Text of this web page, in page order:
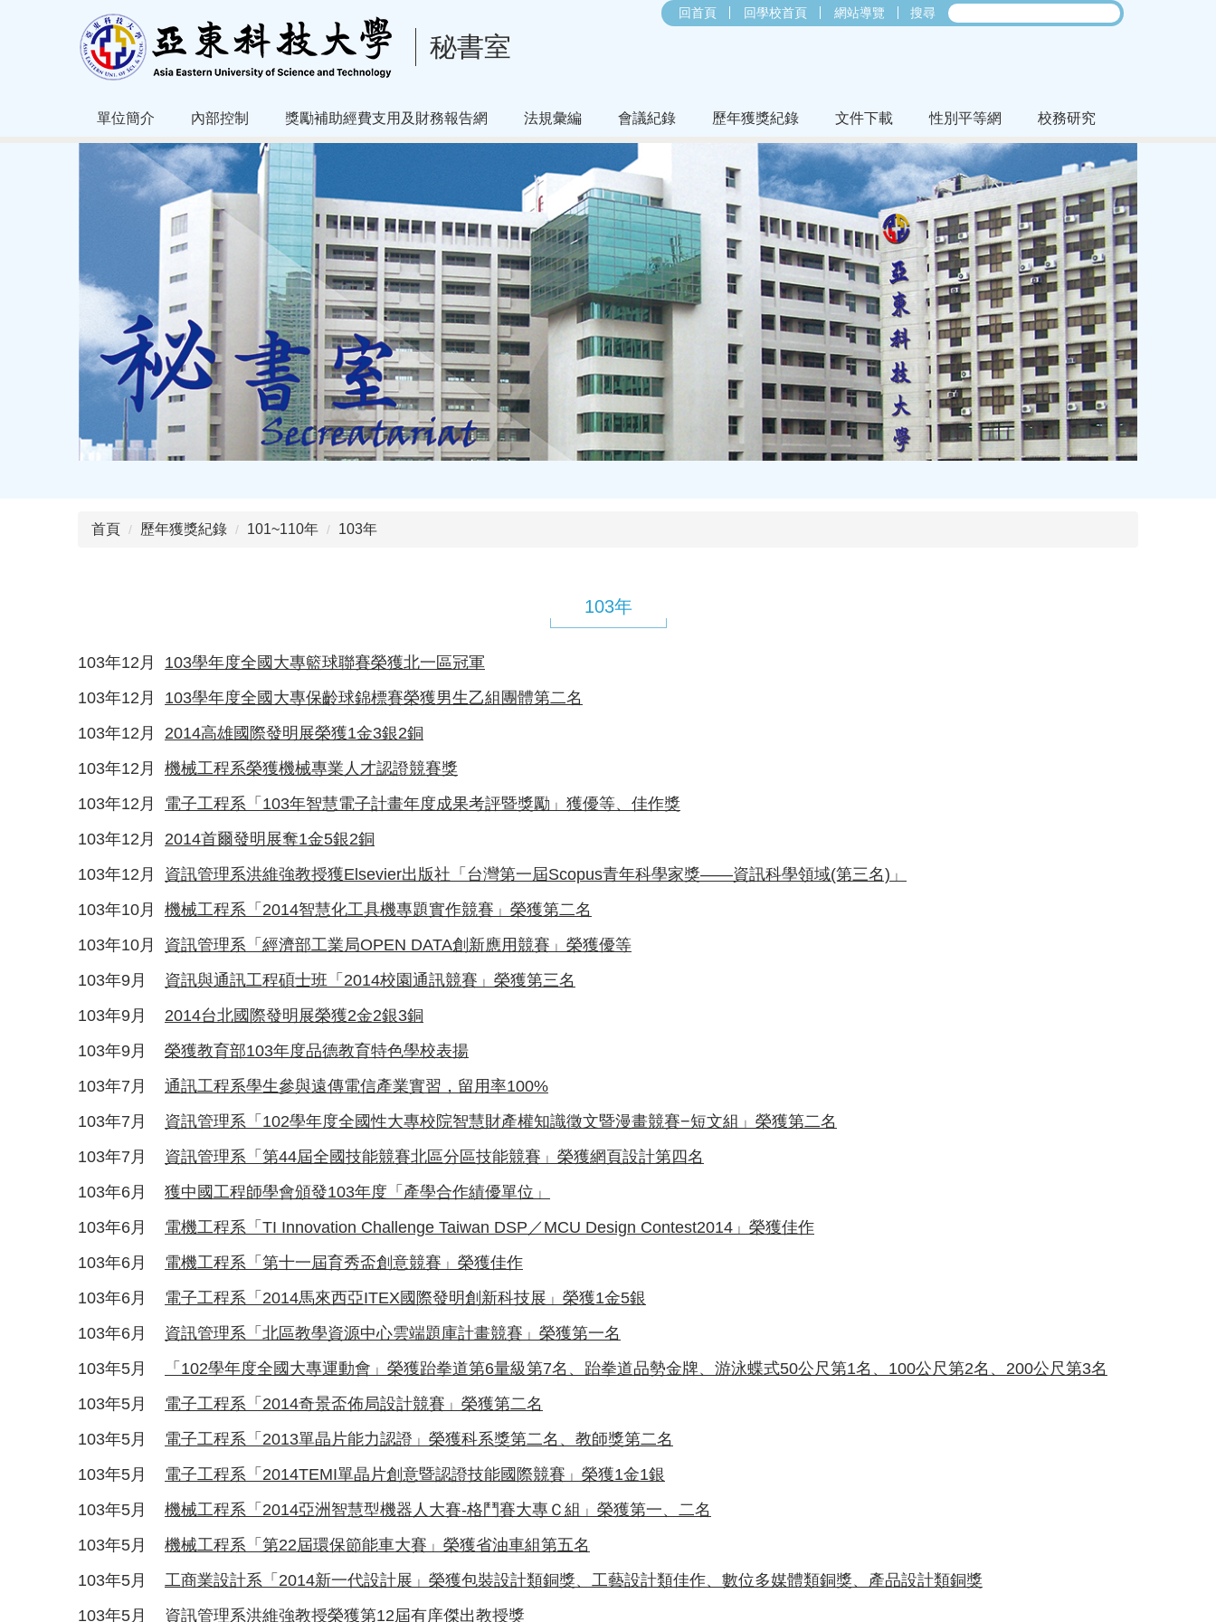
秘書室
回首頁 回學校首頁 網站導覽 搜尋
單位簡介 內部控制 獎勵補助經費支用及財務報告網 法規彙編 會議紀錄 歷年獲獎紀錄 文件下載 性別平等網 校務研究
首頁 歷年獲獎紀錄 101~110年 103年
103年
103年12月 103學年度全國大專籃球聯賽榮獲北一區冠軍
103年12月 103學年度全國大專保齡球錦標賽榮獲男生乙組團體第二名
103年12月 2014高雄國際發明展榮獲1金3銀2銅
103年12月 機械工程系榮獲機械專業人才認證競賽獎
103年12月 電子工程系「103年智慧電子計畫年度成果考評暨獎勵」獲優等、佳作獎
103年12月 2014首爾發明展奪1金5銀2銅
103年12月 資訊管理系洪維強教授獲Elsevier出版社「台灣第一屆Scopus青年科學家獎——資訊科學領域(第三名)」
103年10月 機械工程系「2014智慧化工具機專題實作競賽」榮獲第二名
103年10月 資訊管理系「經濟部工業局OPEN DATA創新應用競賽」榮獲優等
103年9月 資訊與通訊工程碩士班「2014校園通訊競賽」榮獲第三名
103年9月 2014台北國際發明展榮獲2金2銀3銅
103年9月 榮獲教育部103年度品德教育特色學校表揚
103年7月 通訊工程系學生參與遠傳電信產業實習，留用率100%
103年7月 資訊管理系「102學年度全國性大專校院智慧財產權知識徵文暨漫畫競賽−短文組」榮獲第二名
103年7月 資訊管理系「第44屆全國技能競賽北區分區技能競賽」榮獲網頁設計第四名
103年6月 獲中國工程師學會頒發103年度「產學合作績優單位」
103年6月 電機工程系「TI Innovation Challenge Taiwan DSP／MCU Design Contest2014」榮獲佳作
103年6月 電機工程系「第十一屆育秀盃創意競賽」榮獲佳作
103年6月 電子工程系「2014馬來西亞ITEX國際發明創新科技展」榮獲1金5銀
103年6月 資訊管理系「北區教學資源中心雲端題庫計畫競賽」榮獲第一名
103年5月
「102學年度全國大專運動會」榮獲跆拳道第6量級第7名、跆拳道品勢金牌、游泳蝶式50公尺第1名、100公尺第2名、200公尺第3名
103年5月 電子工程系「2014奇景盃佈局設計競賽」榮獲第二名
103年5月 電子工程系「2013單晶片能力認證」榮獲科系獎第二名、教師獎第二名
103年5月 電子工程系「2014TEMI單晶片創意暨認證技能國際競賽」榮獲1金1銀
103年5月 機械工程系「2014亞洲智慧型機器人大賽-格鬥賽大專Ｃ組」榮獲第一、二名
103年5月 機械工程系「第22屆環保節能車大賽」榮獲省油車組第五名
103年5月 工商業設計系「2014新一代設計展」榮獲包裝設計類銅獎、工藝設計類佳作、數位多媒體類銅獎、產品設計類銅獎
103年5月 資訊管理系洪維強教授榮獲第12屆有庠傑出教授獎